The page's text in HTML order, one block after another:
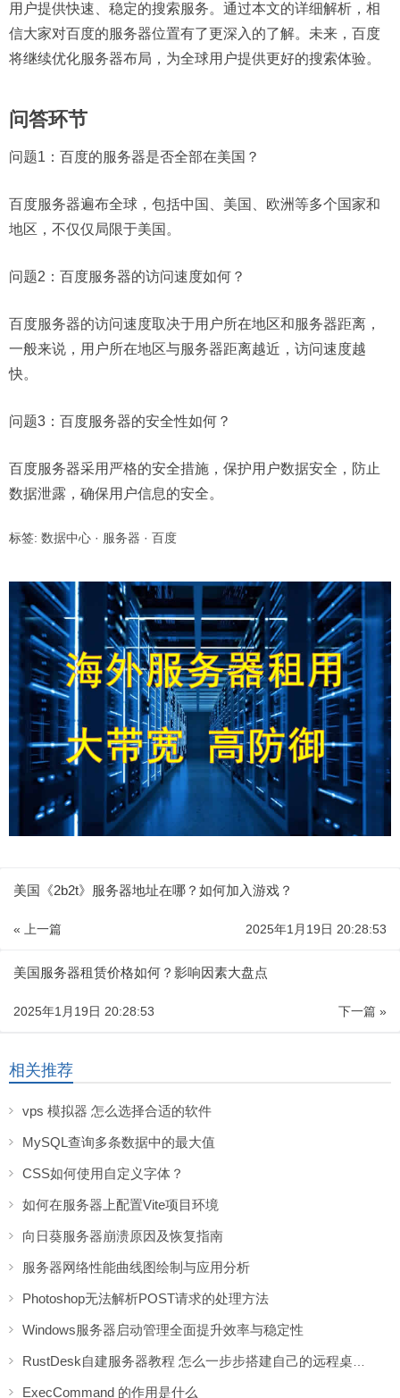
用户提供快速、稳定的搜索服务。通过本文的详细解析，相
信大家对百度的服务器位置有了更深入的了解。未来，百度
将继续优化服务器布局，为全球用户提供更好的搜索体验。
问答环节
问题1： 百度的服务器是否全部在美国？
百度服务器遍布全球，包括中国、美国、欧洲等多个国家和
地区，不仅仅局限于美国。
问题2： 百度服务器的访问速度如何？
百度服务器的访问速度取决于用户所在地区和服务器距离，
一般来说，用户所在地区与服务器距离越近，访问速度越
快。
问题3： 百度服务器的安全性如何？
百度服务器采用严格的安全措施，保护用户数据安全，防止
数据泄露，确保用户信息的安全。
标签: 数据中心 · 服务器 · 百度
美国《2b2t》服务器地址在哪？如何加入游戏？
« 上一篇 2025年1月19日 20:28:53
美国服务器租赁价格如何？影响因素大盘点
下一篇 »
2025年1月19日 20:28:53
相关推荐
vps 模拟器 怎么选择合适的软件
MySQL查询多条数据中的最大值
CSS如何使用自定义字体？
如何在服务器上配置Vite项目环境
向日葵服务器崩溃原因及恢复指南
服务器网络性能曲线图绘制与应用分析
Photoshop无法解析POST请求的处理方法
Windows服务器启动管理全面提升效率与稳定性
ExecCommand 的作用是什么